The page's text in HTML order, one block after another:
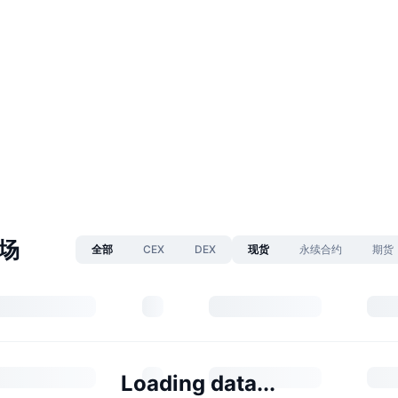
全部 CEX DEX 现货 永续合约 期货
Loading data...